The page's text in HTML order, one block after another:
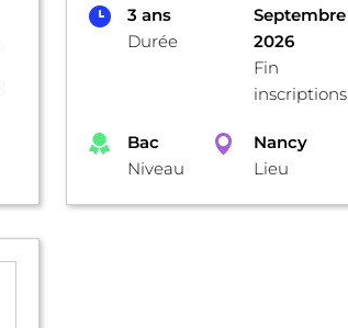
3 ans
Durée
Septembre
2026
Fin
inscriptions
Bac
Niveau
Nancy
Lieu